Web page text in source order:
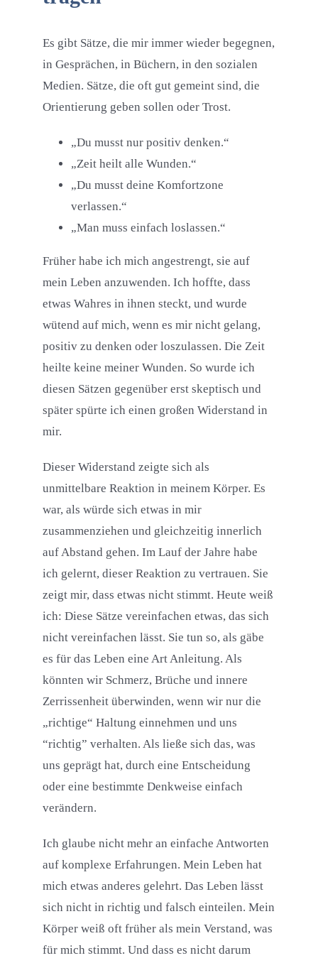
Es gibt Sätze, die mir immer wieder begegnen,
in Gesprächen, in Büchern, in den sozialen
Medien. Sätze, die oft gut gemeint sind, die
Orientierung geben sollen oder Trost.
„Du musst nur positiv denken.“
„Zeit heilt alle Wunden.“
„Du musst deine Komfortzone
verlassen.“
„Man muss einfach loslassen.“
Früher habe ich mich angestrengt, sie auf
mein Leben anzuwenden. Ich hoffte, dass
etwas Wahres in ihnen steckt, und wurde
wütend auf mich, wenn es mir nicht gelang,
positiv zu denken oder loszulassen. Die Zeit
heilte keine meiner Wunden. So wurde ich
diesen Sätzen gegenüber erst skeptisch und
später spürte ich einen großen Widerstand in
mir.
Dieser Widerstand zeigte sich als
unmittelbare Reaktion in meinem Körper. Es
war, als würde sich etwas in mir
zusammenziehen und gleichzeitig innerlich
auf Abstand gehen. Im Lauf der Jahre habe
ich gelernt, dieser Reaktion zu vertrauen. Sie
zeigt mir, dass etwas nicht stimmt. Heute weiß
ich: Diese Sätze vereinfachen etwas, das sich
nicht vereinfachen lässt. Sie tun so, als gäbe
es für das Leben eine Art Anleitung. Als
könnten wir Schmerz, Brüche und innere
Zerrissenheit überwinden, wenn wir nur die
„richtige“ Haltung einnehmen und uns
“richtig” verhalten. Als ließe sich das, was
uns geprägt hat, durch eine Entscheidung
oder eine bestimmte Denkweise einfach
verändern.
Ich glaube nicht mehr an einfache Antworten
auf komplexe Erfahrungen. Mein Leben hat
mich etwas anderes gelehrt. Das Leben lässt
sich nicht in richtig und falsch einteilen. Mein
Körper weiß oft früher als mein Verstand, was
für mich stimmt. Und dass es nicht darum